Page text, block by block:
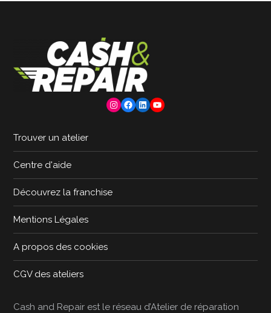
Instagram
Facebook
LinkedInYouTube
Trouver un atelier
Centre d'aide
Découvrez la franchise
Mentions Légales
A propos des cookies
CGV des ateliers
Cash and Repair est le réseau d’Atelier de réparation